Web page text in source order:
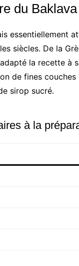
du Baklava
essentiellement
siècles. De la
la recette à
de fines
sirop sucré.
à la